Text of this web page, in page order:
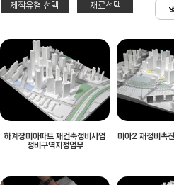
제작유형 선택 재료선택
하계장미아파트 재건축정비사업
정비구역지정업무
미아2 재정비촉
스치로폴 & 우
아크릴 & 3D 프
확대모형
제작유형선택
PT
제출
현상